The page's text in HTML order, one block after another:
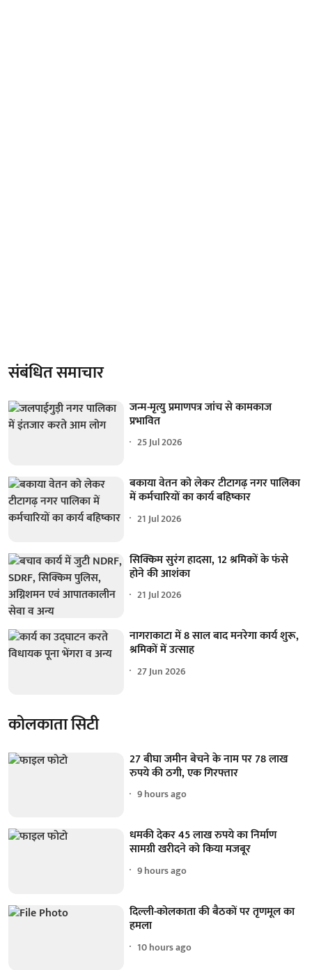
संबंधित समाचार
जन्म-मृत्यु प्रमाणपत्र जांच से कामकाज
प्रभावित
25 Jul 2026
बकाया वेतन को लेकर टीटागढ़ नगर पालिका
में कर्मचारियों का कार्य बहिष्कार
21 Jul 2026
सिक्किम सुरंग हादसा, 12 श्रमिकों के फंसे
होने की आशंका
21 Jul 2026
नागराकाटा में 8 साल बाद मनरेगा कार्य शुरू,
श्रमिकों में उत्साह
27 Jun 2026
कोलकाता सिटी
27 बीघा जमीन बेचने के नाम पर 78 लाख
रुपये की ठगी, एक गिरफ्तार
9 hours ago
धमकी देकर 45 लाख रुपये का निर्माण
सामग्री खरीदने को किया मजबूर
9 hours ago
दिल्ली-कोलकाता की बैठकों पर तृणमूल का
हमला
10 hours ago